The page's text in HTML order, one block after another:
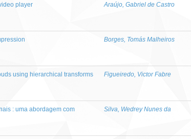
player Araújo, Gabriel de Castro
Borges, Tomás Malheiros
using hierarchical transforms
Figueiredo, Victor Fabre
: uma abordagem com
Silva, Wedrey Nunes da